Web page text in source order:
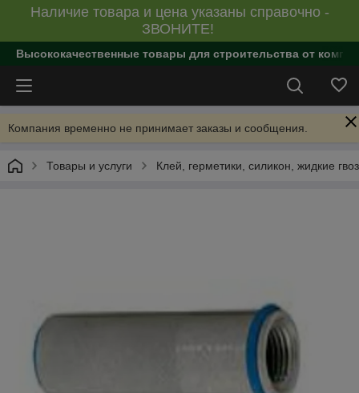
Наличие товара и цена указаны справочно -
ЗВОНИТЕ!
Высококачественные товары для строительства от
Компания временно не принимает заказы и сообщения.
Товары и услуги Клей, герметики, силикон, жидкие